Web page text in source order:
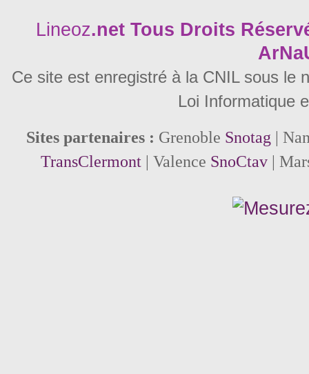
Lineoz.net Tous Droits
Ce site est enregistré à la CNIL sous le
Loi Informatique
Sites partenaires : Grenoble Snotag |
TransClermont| Valence SnoCtav|